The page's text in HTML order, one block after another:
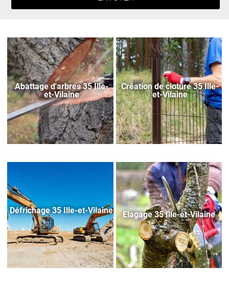
Abattage d'arbres 35 Ille-
et-Vilaine
Création de cloture 35 Ille-
et-Vilaine
Défrichage 35 Ille-et-Vilaine Elagage 35 Ille-et-Vilaine